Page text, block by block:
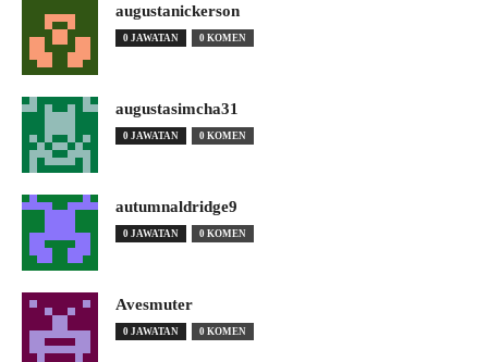
augustanickerson
0 JAWATAN 0 KOMEN
augustasimcha31
0 JAWATAN 0 KOMEN
autumnaldridge9
0 JAWATAN 0 KOMEN
Avesmuter
0 JAWATAN 0 KOMEN